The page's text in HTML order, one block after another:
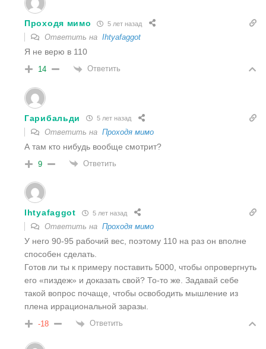
Проходя мимо 5 лет назад
Ответить на Ihtyafaggot
Я не верю в 110
14 Ответить
Гарибальди 5 лет назад
Ответить на Проходя мимо
А там кто нибудь вообще смотрит?
9 Ответить
Ihtyafaggot 5 лет назад
Ответить на Проходя мимо
У него 90-95 рабочий вес, поэтому 110 на раз он вполне
способен сделать.
Готов ли ты к примеру поставить 5000, чтобы опровергнуть
его «пиздеж» и доказать свой? То-то же. Задавай себе
такой вопрос почаще, чтобы освободить мышление из
плена иррациональной заразы.
-18 Ответить